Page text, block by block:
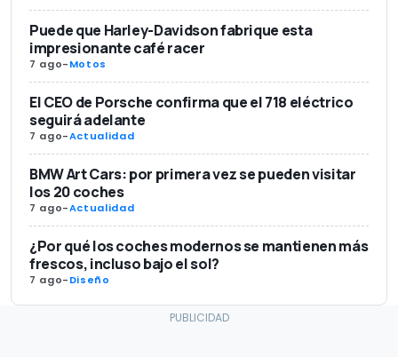
Puede que Harley-Davidson fabrique esta
impresionante café racer
7 ago-Motos
El CEO de Porsche confirma que el 718 eléctrico
seguirá adelante
7 ago-Actualidad
BMW Art Cars: por primera vez se pueden visitar
los 20 coches
7 ago-Actualidad
¿Por qué los coches modernos se mantienen más
frescos, incluso bajo el sol?
7 ago-Diseño